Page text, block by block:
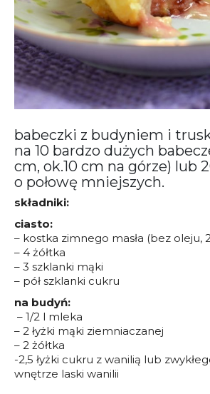
babeczki z budyniem i
na 10 bardzo dużych
cm, ok.10 cm na górze) lub
o połowę mniejszych.
składniki:
ciasto:
– kostka zimnego masła (bez oleju,
– 4 żółtka
– 3 szklanki mąki
– pół szklanki cukru
na budyń:
– 1/2 l mleka
– 2 łyżki mąki ziemniaczanej
– 2 żółtka
-2,5 łyżki cukru z wanilią lub
wnętrze laski wanilii